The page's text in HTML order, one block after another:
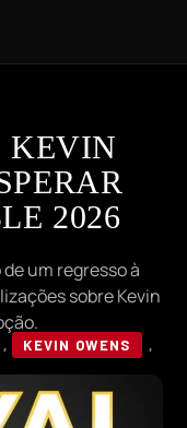
KEVIN
2026
um regresso à
sobre Kevin
, KEVIN OWENS
,